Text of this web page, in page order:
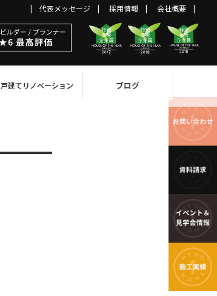
代表メッセージ 採用情報 会社概要
戸建てリノベーション ブログ